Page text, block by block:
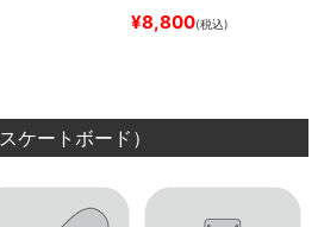
SLIM FIT 30 LENGTH
スケートボード スケボー
¥8,800(税込)
ケートボード）